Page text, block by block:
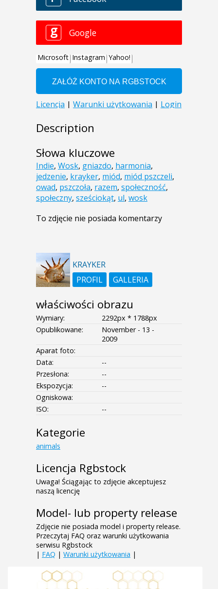
Description
Słowa kluczowe
Indie, Wosk, gniazdo, harmonia,
jedzenie, krayker, miód, miód pszczeli,
owad, pszczoła, razem, społeczność,
społeczny, sześciokąt, ul, wosk
To zdjęcie nie posiada komentarzy
KRAYKER
PROFIL
GALLERIA
właściwości obrazu
Wymiary:
2292px * 1788px
Opublikowane:
November - 13 -
2009
Aparat foto:
Data:
--
Przesłona:
--
Ekspozycja:
--
Ogniskowa:
ISO:
--
Kategorie
animals
Licencja Rgbstock
Uwaga! Ściągając to zdjęcie akceptujesz
naszą licencję
Model- lub property release
Zdjęcie nie posiada model i property release.
Przeczytaj FAQ oraz warunki użytkowania
serwisu Rgbstock
| FAQ | Warunki użytkowania |